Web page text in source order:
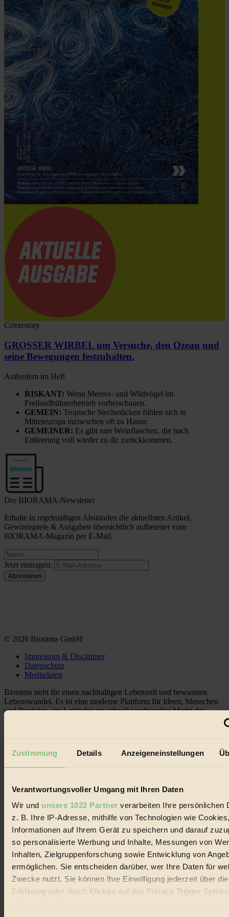
Zustimmung Details Anzeigeneinstellungen
Verantwortungsvoller Umgang mit Ihren Daten
Wir und unsere 1022 Partner verarbeiten Ihre persönlichen
z. B. Ihre IP-Adresse, mithilfe von Technologien wie
Informationen auf Ihrem Gerät zu speichern und darauf
so personalisierte Werbung und Inhalte, Messungen von
Inhalten, Zielgruppenforschung sowie Entwicklung von
ermöglichen. Sie entscheiden darüber, wer Ihre Daten für
Zwecke nutzt. Sie können Ihre Einwilligung jederzeit über
Erklärung oder durch Klicken auf das Privacy Trigger
Coverstory
GROSSER WIRBEL um Versuche, den Ozean und
seine Bewegungen festzuhalten.
Außerdem im Heft
RISKANT: Wenn Meeres- und Wildvögel im
Freilandhühnerbetrieb vorbeischauen.
GEMEIN: Tropische Stechmücken fühlen sich in
Mitteleuropa inziwschen oft zu Hause.
GEMEINER: Es gibt nun Weinflaschen, die nach
Entleerung voll wieder zu dir zurückkommen.
Der BIORAMA-Newsletter
Erhalte in regelmäßigen Abständen die aktuellsten Artikel,
Gewinnspiele & Ausgaben übersichtlich aufbereitet vom
BIORAMA-Magazin per E-Mail.
Jetzt eintragen:
© 2026 Biorama GmbH
Impressum & Disclaimer
Datenschutz
Mediadaten
Biorama steht für einen nachhaltigen Lebensstil und bewussten
Lebenswandel. Es ist eine moderne Plattform für Ideen, Menschen
und Produkte, ein Leitfaden im schnell wachsenden Markt des
22.601 Fans auf Facebook
Nachhaltigkeit
Vegan